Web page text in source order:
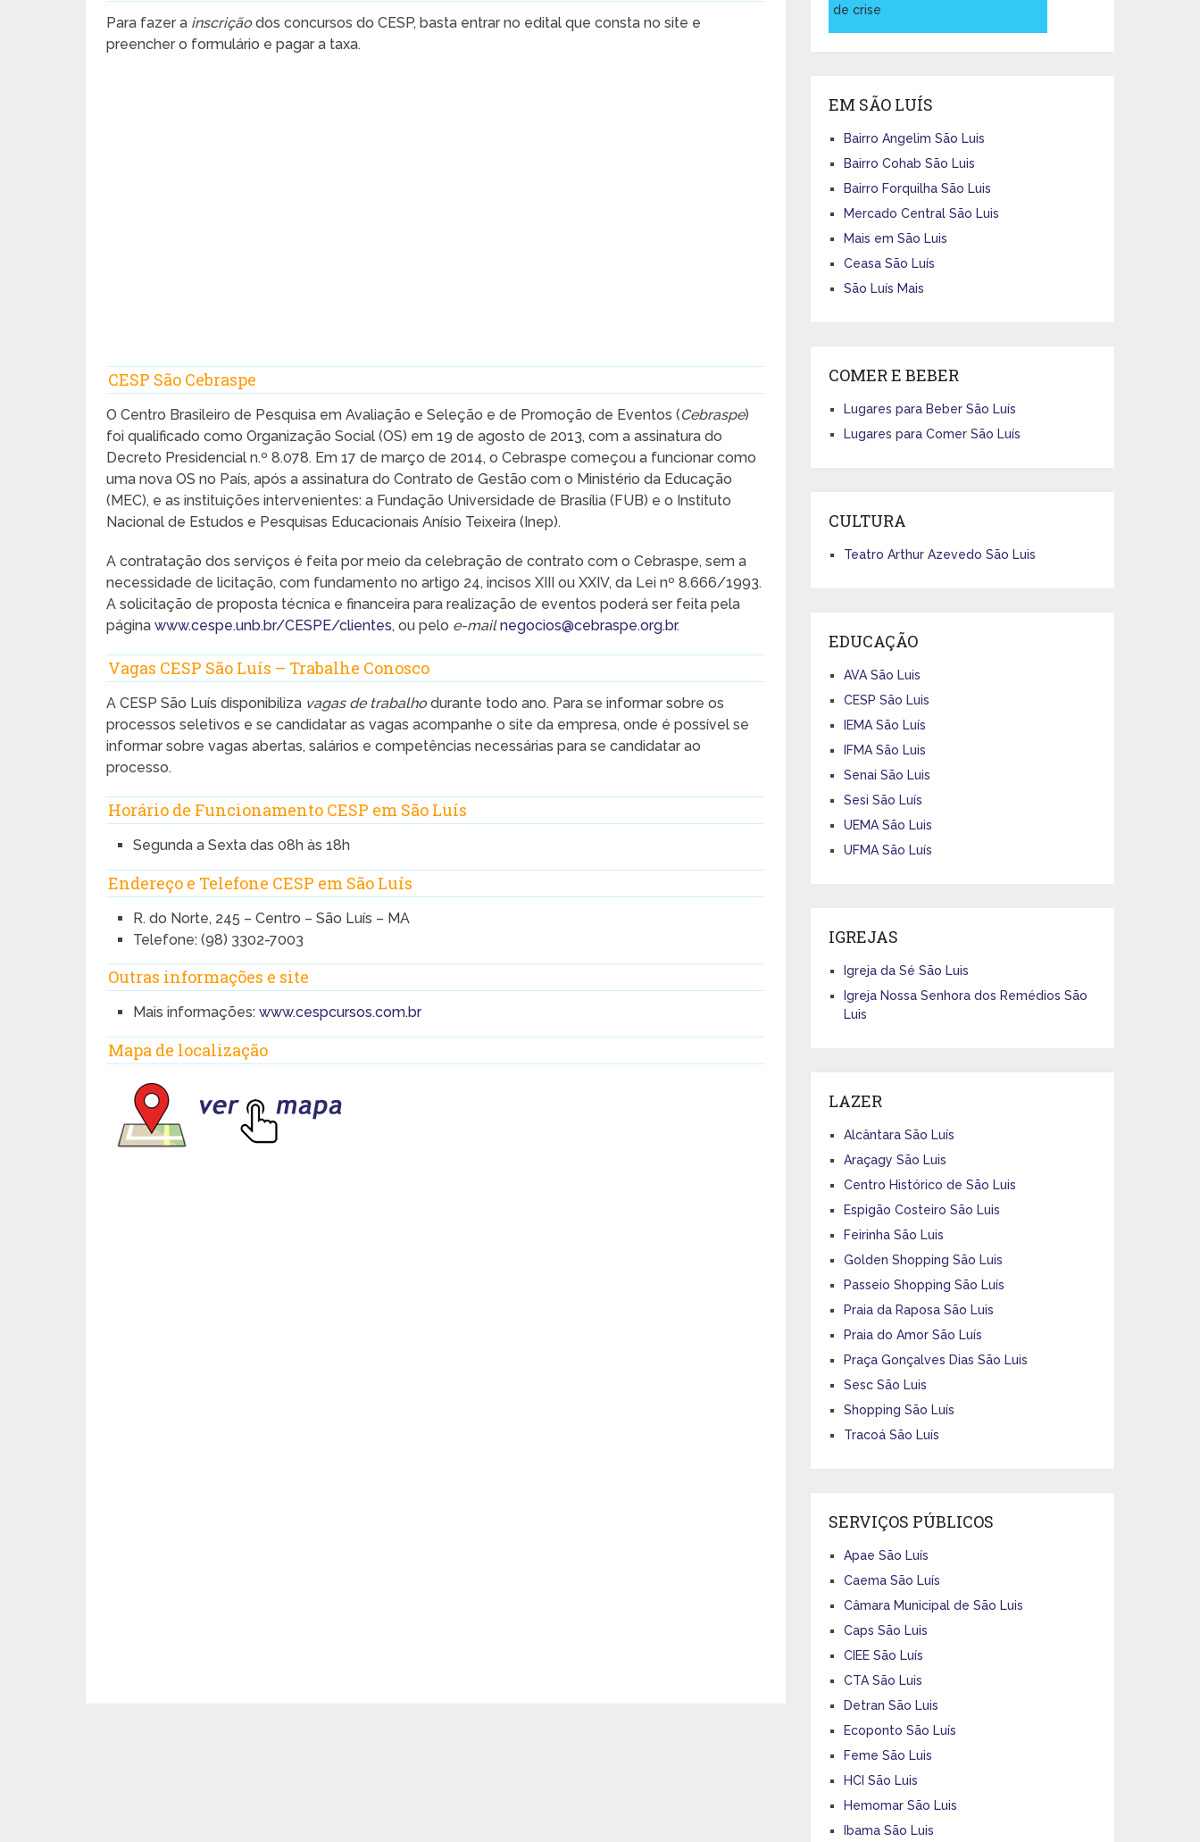
Para fazer a inscriçãodos concursos do CESP, basta entrar no edital que consta no site e
preencher o formulário e pagar a taxa.
CESP São Cebraspe
O Centro Brasileiro de Pesquisa em Avaliação e Seleção e de Promoção de Eventos (Cebraspe)
foi qualificado como Organização Social (OS) em 19 de agosto de 2013, com a assinatura do
Decreto Presidencial n.º 8.078. Em 17 de março de 2014, o Cebraspe começou a funcionar como
uma nova OS no País, após a assinatura do Contrato de Gestão com o Ministério da Educação
(MEC), e as instituições intervenientes: a Fundação Universidade de Brasília (FUB) e o Instituto
Nacional de Estudos e Pesquisas Educacionais Anísio Teixeira (Inep).
A contratação dos serviços é feita por meio da celebração de contrato com o Cebraspe, sem a
necessidade de licitação, com fundamento no artigo 24, incisos XIII ou XXIV, da Lei nº 8.666/1993.
A solicitação de proposta técnica e financeira para realização de eventos poderá ser feita pela
páginawww.cespe.unb.br/CESPE/clientes, ou pelo e-mail negocios@cebraspe.org.br.
Vagas CESP São Luís – Trabalhe Conosco
A CESP São Luís disponibiliza vagas de trabalhodurante todo ano. Para se informar sobre os
processos seletivos e se candidatar as vagas acompanhe o site da empresa, onde é possível se
informar sobre vagas abertas, salários e competências necessárias para se candidatar ao
processo.
Horário de Funcionamento CESP em São Luís
Segunda a Sexta das 08h às 18h
Endereço e Telefone CESP em São Luís
R. do Norte, 245 – Centro – São Luís – MA
Telefone: (98) 3302-7003
Outras informações e site
Mais informações:www.cespcursos.com.br
Mapa de localização
de crise
EM SÃO LUÍS
Bairro Angelim São Luis
Bairro Cohab São Luis
Bairro Forquilha São Luis
Mercado Central São Luis
Mais em São Luis
Ceasa São Luís
São Luís Mais
COMER E BEBER
Lugares para Beber São Luís
Lugares para Comer São Luís
CULTURA
Teatro Arthur Azevedo São Luis
EDUCAÇÃO
AVA São Luis
CESP São Luis
IEMA São Luís
IFMA São Luis
Senai São Luis
Sesi São Luís
UEMA São Luis
UFMA São Luís
IGREJAS
Igreja da Sé São Luis
Igreja Nossa Senhora dos Remédios São
Luis
LAZER
Alcântara São Luís
Araçagy São Luis
Centro Histórico de São Luis
Espigão Costeiro São Luis
Feirinha São Luis
Golden Shopping São Luis
Passeio Shopping São Luís
Praia da Raposa São Luis
Praia do Amor São Luís
Praça Gonçalves Dias São Luis
Sesc São Luis
Shopping São Luís
Tracoá São Luís
SERVIÇOS PÚBLICOS
Apae São Luís
Caema São Luís
Câmara Municipal de São Luis
Caps São Luis
CIEE São Luís
CTA São Luis
Detran São Luis
Ecoponto São Luís
Feme São Luis
HCI São Luis
Hemomar São Luis
Ibama São Luis